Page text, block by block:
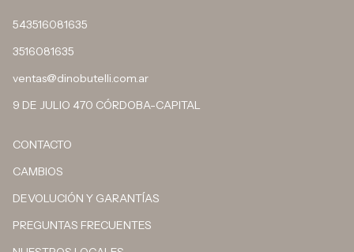
543516081635
3516081635
ventas@dinobutelli.com.ar
9 DE JULIO 470 CÓRDOBA-CAPITAL
CONTACTO
CAMBIOS
DEVOLUCIÓN Y GARANTÍAS
PREGUNTAS FRECUENTES